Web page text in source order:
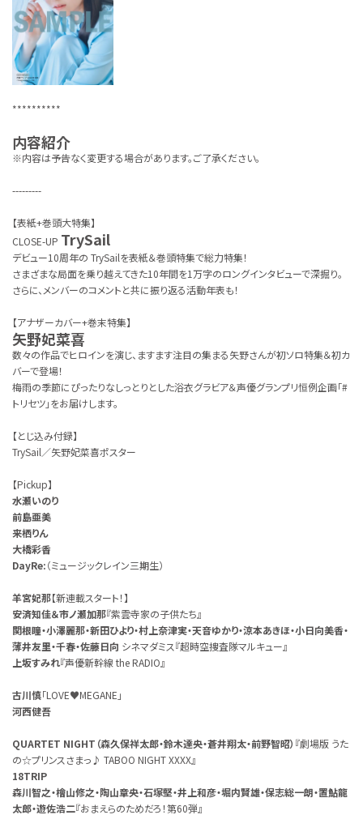
**********
内容紹介
※内容は予告なく変更する場合があります。ご了承ください。
---------
【表紙+巻頭大特集】
CLOSE-UP TrySail
デビュー10周年の TrySailを表紙＆巻頭特集で総力特集！
さまざまな局面を乗り越えてきた10年間を1万字のロングインタビューで深掘り。
さらに、メンバーのコメントと共に振り返る活動年表も！
【アナザーカバー+巻末特集】
矢野妃菜喜
数々の作品でヒロインを演じ、ますます注目の集まる矢野さんが初ソロ特集＆初カ
バーで登場！
梅雨の季節にぴったりなしっとりとした浴衣グラビア＆声優グランプリ恒例企画「#
トリセツ」をお届けします。
【とじ込み付録】
TrySail／矢野妃菜喜ポスター
【Pickup】
水瀬いのり
前島亜美
来栖りん
大橋彩香
DayRe:（ミュージックレイン三期生）
羊宮妃那【新連載スタート！】
安済知佳＆市ノ瀬加那『紫雲寺家の子供たち』
関根瞳・小澤麗那・新田ひより・村上奈津実・天音ゆかり・涼本あきほ・小日向美香・
薄井友里・千春・佐藤日向 シネマダミス『超時空捜査隊マルキュー』
上坂すみれ『声優新幹線 the RADIO』
古川慎「LOVE♥MEGANE」
河西健吾
QUARTET NIGHT（森久保祥太郎・鈴木達央・蒼井翔太・前野智昭） 『劇場版 うた
の☆プリンスさまっ♪ TABOO NIGHT XXXX』
18TRIP
森川智之・檜山修之・陶山章央・石塚堅・井上和彦・堀内賢雄・保志総一朗・置鮎龍
太郎・遊佐浩二『おまえらのためだろ！第60弾』